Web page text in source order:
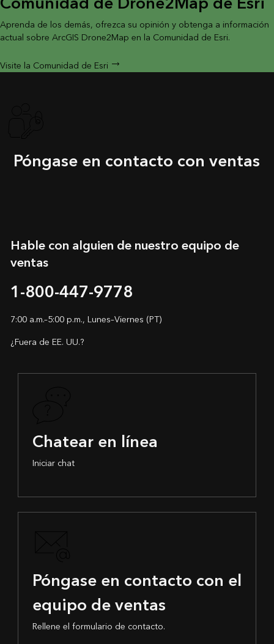
Aprenda de los demás, ofrezca su opinión y obtenga a información
actual sobre ArcGIS Drone2Map en la Comunidad de Esri.
Visite la Comunidad de Esri
Póngase en contacto con ventas
Hable con alguien de nuestro equipo de
ventas
1-800-447-9778
7:00 a.m.–5:00 p.m., Lunes–Viernes (PT)
¿Fuera de EE. UU.?
Chatear en línea
Iniciar chat
Póngase en contacto con el
equipo de ventas
Rellene el formulario de contacto.